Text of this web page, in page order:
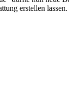
erstellen